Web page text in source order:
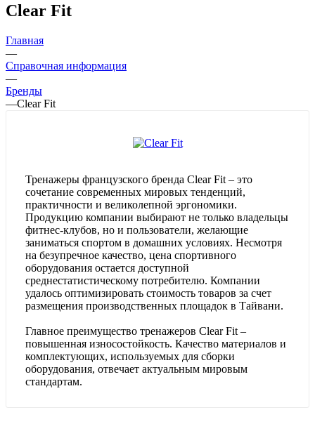
Clear Fit
Главная
—
Справочная информация
—
Бренды
—Clear Fit
Тренажеры французского бренда Clear Fit – это
сочетание современных мировых тенденций,
практичности и великолепной эргономики.
Продукцию компании выбирают не только владельцы
фитнес-клубов, но и пользователи, желающие
заниматься спортом в домашних условиях. Несмотря
на безупречное качество, цена спортивного
оборудования остается доступной
среднестатистическому потребителю. Компании
удалось оптимизировать стоимость товаров за счет
размещения производственных площадок в Тайвани.
Главное преимущество тренажеров Clear Fit –
повышенная износостойкость. Качество материалов и
комплектующих, используемых для сборки
оборудования, отвечает актуальным мировым
стандартам.